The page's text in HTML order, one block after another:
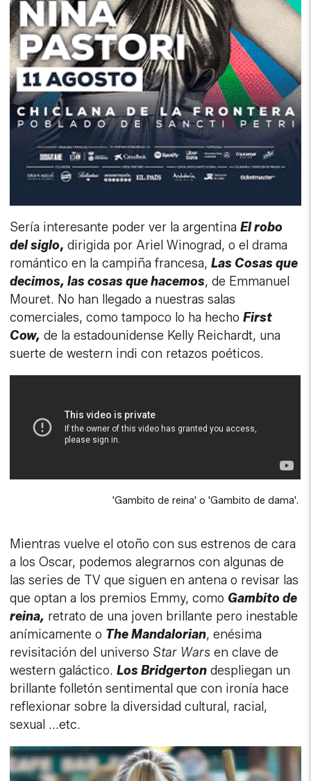
Sería interesante poder ver la argentinaEl robo
del siglo, dirigida por Ariel Winograd, o el drama
romántico en la campiña francesa,Las Cosas que
decimos, las cosas que hacemos, de Emmanuel
Mouret. No han llegado a nuestras salas
comerciales, como tampoco lo ha hechoFirst
Cow, de la estadounidense Kelly Reichardt, una
suerte de western indi con retazos poéticos.
'Gambito de reina' o 'Gambito de dama'.
Mientras vuelve el otoño con sus estrenos de cara
a los Oscar, podemos alegrarnos con algunas de
las series de TV que siguen en antena o revisar las
que optan a los premios Emmy, como Gambito de
reina, retrato de una joven brillante pero inestable
anímicamente o The Mandalorian, enésima
revisitación del universo Star Wars en clave de
western galáctico.Los Bridgerton despliegan un
brillante folletón sentimental que con ironía hace
reflexionar sobre la diversidad cultural, racial,
sexual ...etc.